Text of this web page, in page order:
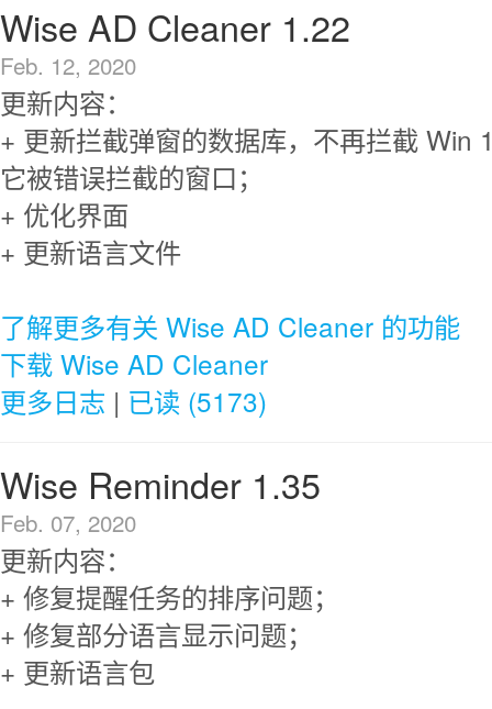
Wise AD Cleaner 1.22
Feb. 12, 2020
更新内容：
+ 更新拦截弹窗的数据库，不再拦截 Win
它被错误拦截的窗口；
+ 优化界面
+ 更新语言文件
了解更多有关 Wise AD Cleaner 的功能
下载 Wise AD Cleaner
更多日志 | 已读 (5173)
Wise Reminder 1.35
Feb. 07, 2020
更新内容：
+ 修复提醒任务的排序问题；
+ 修复部分语言显示问题；
+ 更新语言包